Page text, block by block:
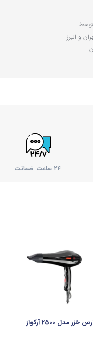
و البرز
۲۴ ساعت ضمانت
مدل 2500 آرکواز